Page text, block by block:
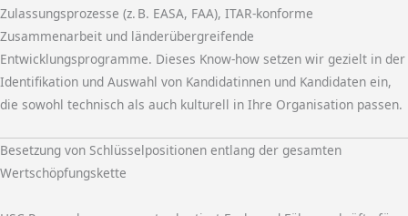
Zulassungsprozesse (z. B. EASA, FAA), ITAR-konforme
Zusammenarbeit und länderübergreifende
Entwicklungsprogramme. Dieses Know-how setzen wir gezielt in der
Identifikation und Auswahl von Kandidatinnen und Kandidaten ein,
die sowohl technisch als auch kulturell in Ihre Organisation passen.
Besetzung von Schlüsselpositionen entlang der gesamten
Wertschöpfungskette